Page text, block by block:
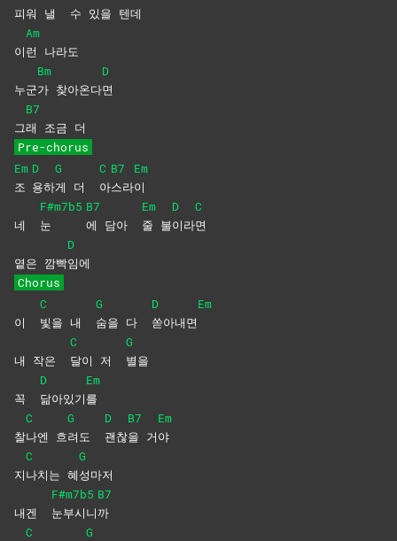
피워 낼 수 있을 텐데
이
Am
런 나라도
누군
Bm
가 찾아온다
D
면
그
B7
래 조금 더
Pre-chorus
Em
조
D
용하
G
게 더
C
아
B7
스라
Em
이
네
F#m7b5
눈
B7
에 담아
Em
줄 불
D
이라
C
면
옅은 깜빡
D
임에
Chorus
이
C
빛을 내
G
숨을 다
D
쏟아내면
Em
내 작은
C
달이 저
G
별을
꼭
D
닮아있기
Em
를
찰
C
나엔 흐
G
려도
D
괜찮
B7
을 거
Em
야
지
C
나치는 혜
G
성마저
내겐
F#m7b5
눈부시니
B7
까
C
G